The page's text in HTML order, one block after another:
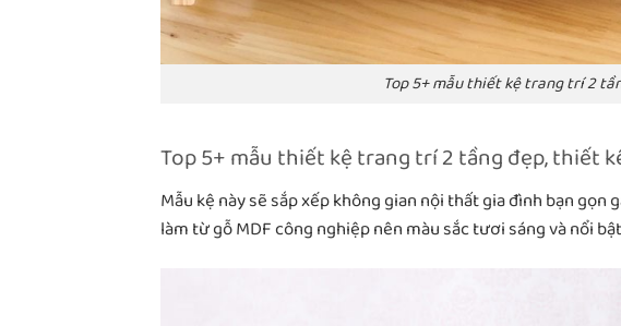
Top 5+ mẫu thiết kệ trang trí 2
Top 5+ mẫu thiết kệ trang trí 2 tầng đẹp, thiết
Mẫu kệ này sẽ sắp xếp không gian nội thất gia đình bạn
làm từ gỗ MDF công nghiệp nên màu sắc tươi sáng và nổi